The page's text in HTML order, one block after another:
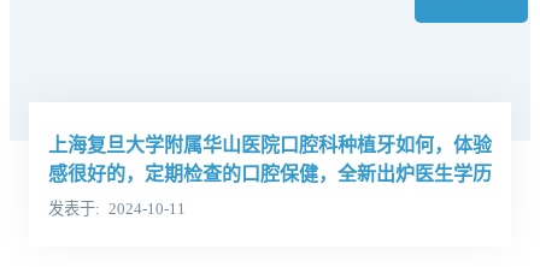
上海复旦大学附属华山医院口腔科种植牙如何，体验
感很好的，定期检查的口腔保健，全新出炉医生学历
发表于 2024-10-11